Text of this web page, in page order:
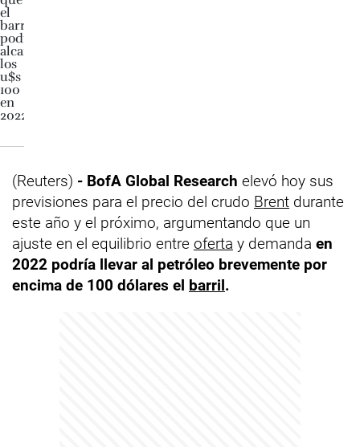
(Reuters) - BofA Global Research elevó hoy sus
previsiones para el precio del crudo Brent durante
este año y el próximo, argumentando que un
ajuste en el equilibrio entre oferta y demanda en
2022 podría llevar al petróleo brevemente por
encima de 100 dólares el barril.